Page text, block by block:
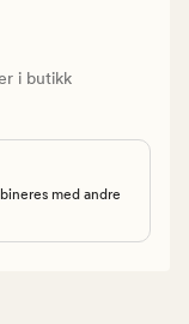
i butikk
med andre